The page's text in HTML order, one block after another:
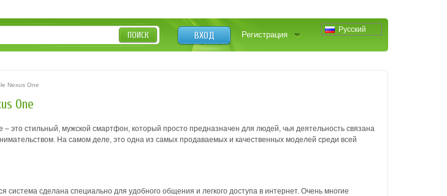
Русский
ВХОД Регистрация
ПОИСК
Nexus One
One
– это стильный, мужской смартфон, который просто предназначен для людей, чья деятельность связана
На самом деле, это одна из самых продаваемых и качественных моделей среди всей
система сделана специально для удобного общения и легкого доступа в интернет. Очень многие